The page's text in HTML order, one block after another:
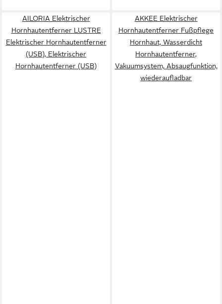
AILORIA Elektrischer
Hornhautentferner LUSTRE
Elektrischer Hornhautentferner
(USB), Elektrischer
Hornhautentferner (USB)
AKKEE Elektrischer
Hornhautentferner Fußpflege
Hornhaut, Wasserdicht
Hornhautentferner,
Vakuumsystem, Absaugfunktion,
wiederaufladbar